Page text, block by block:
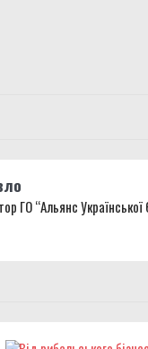
ГО “Альянс